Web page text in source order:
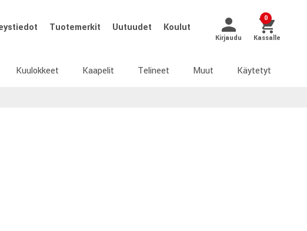
Tuotemerkit Uutuudet Koulut
Kirjaudu
0
Kassalle
Kuulokkeet Kaapelit Telineet Muut Käytetyt